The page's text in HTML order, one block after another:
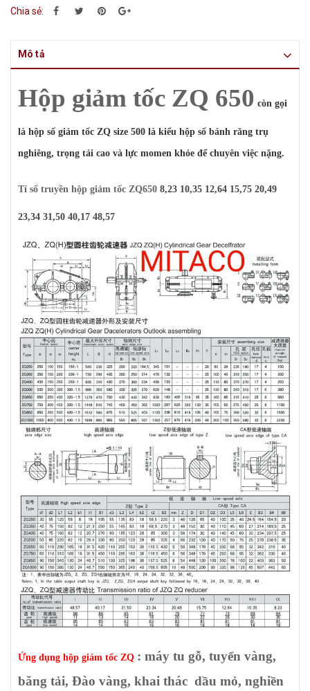
Chia sẻ:
Mô tả
Hộp giảm tốc ZQ 650 còn gọi
là hộp số giảm tốc ZQ size 500 là kiểu hộp số bánh răng trụ
nghiêng, trọng tải cao và lực momen khỏe để chuyên việc nặng.
Tỉ số truyền hộp giảm tốc ZQ650 8,23 10,35 12,64 15,75 20,49
23,34 31,50 40,17 48,57
Ứng dụng hộp giảm tốc ZQ : máy tu gỗ, tuyển vàng,
băng tải, Đào vàng, khai thác dầu mỏ, nghiền